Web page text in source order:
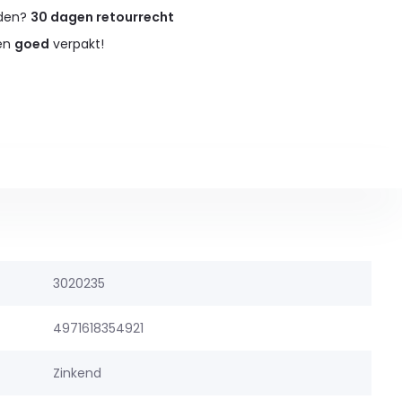
30 dagen retourrecht
goed verpakt!
3020235
4971618354921
Zinkend